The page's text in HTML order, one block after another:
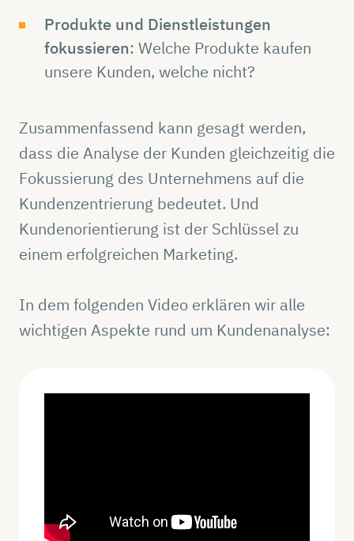
Produkte und Dienstleistungen
fokussieren: Welche Produkte kaufen
unsere Kunden, welche nicht?
Zusammenfassend kann gesagt werden,
dass die Analyse der Kunden gleichzeitig die
Fokussierung des Unternehmens auf die
Kundenzentrierung bedeutet. Und
Kundenorientierung ist der Schlüssel zu
einem erfolgreichen Marketing.
In dem folgenden Video erklären wir alle
wichtigen Aspekte rund um Kundenanalyse: